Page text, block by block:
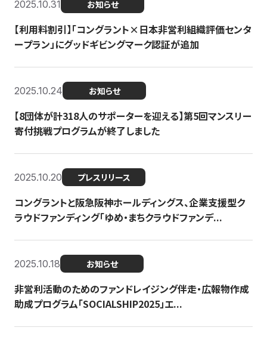
2025.10.31 お知らせ
【利用料割引】「コングラント×日本非営利組織評価センタ
ープラン」にグッドギビングマーク認証が追加
2025.10.24 お知らせ
【8団体が計318人のサポーターを迎える】​​第5回マンスリー
寄付挑戦プログラムが終了しました
2025.10.20 プレスリリース
コングラントと阪急阪神ホールディングス、企業支援型ク
ラウドファンディング「ゆめ・まちクラウドファンデ...
2025.10.18 お知らせ
非営利活動のためのファンドレイジング伴走・広報物作成
助成プログラム「SOCIALSHIP2025」エ...